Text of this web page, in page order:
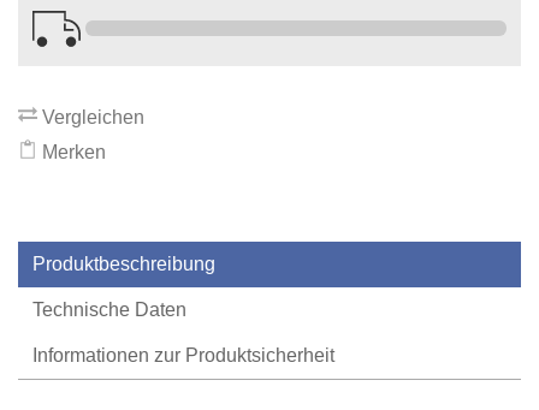
Vergleichen
Merken
Produktbeschreibung
Technische Daten
Informationen zur Produktsicherheit